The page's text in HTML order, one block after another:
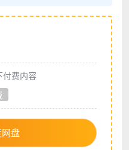
付费内容
网盘